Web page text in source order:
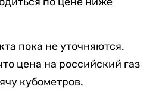
пока не уточняются.
цена на российский газ
кубометров.